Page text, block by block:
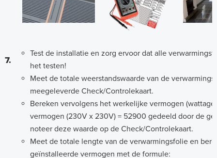
7.
Test de installatie en zorg ervoor dat alle
het testen!
Meet de totale weerstandswaarde van de
meegeleverde Check/Controlekaart.
Bereken vervolgens het werkelijke vermogen
vermogen (230V x 230V) = 52900 gedeeld door de
noteer deze waarde op de Check/Controlekaart.
Meet de totale lengte van de verwarmingsfolie en
geïnstalleerde vermogen met de formule: